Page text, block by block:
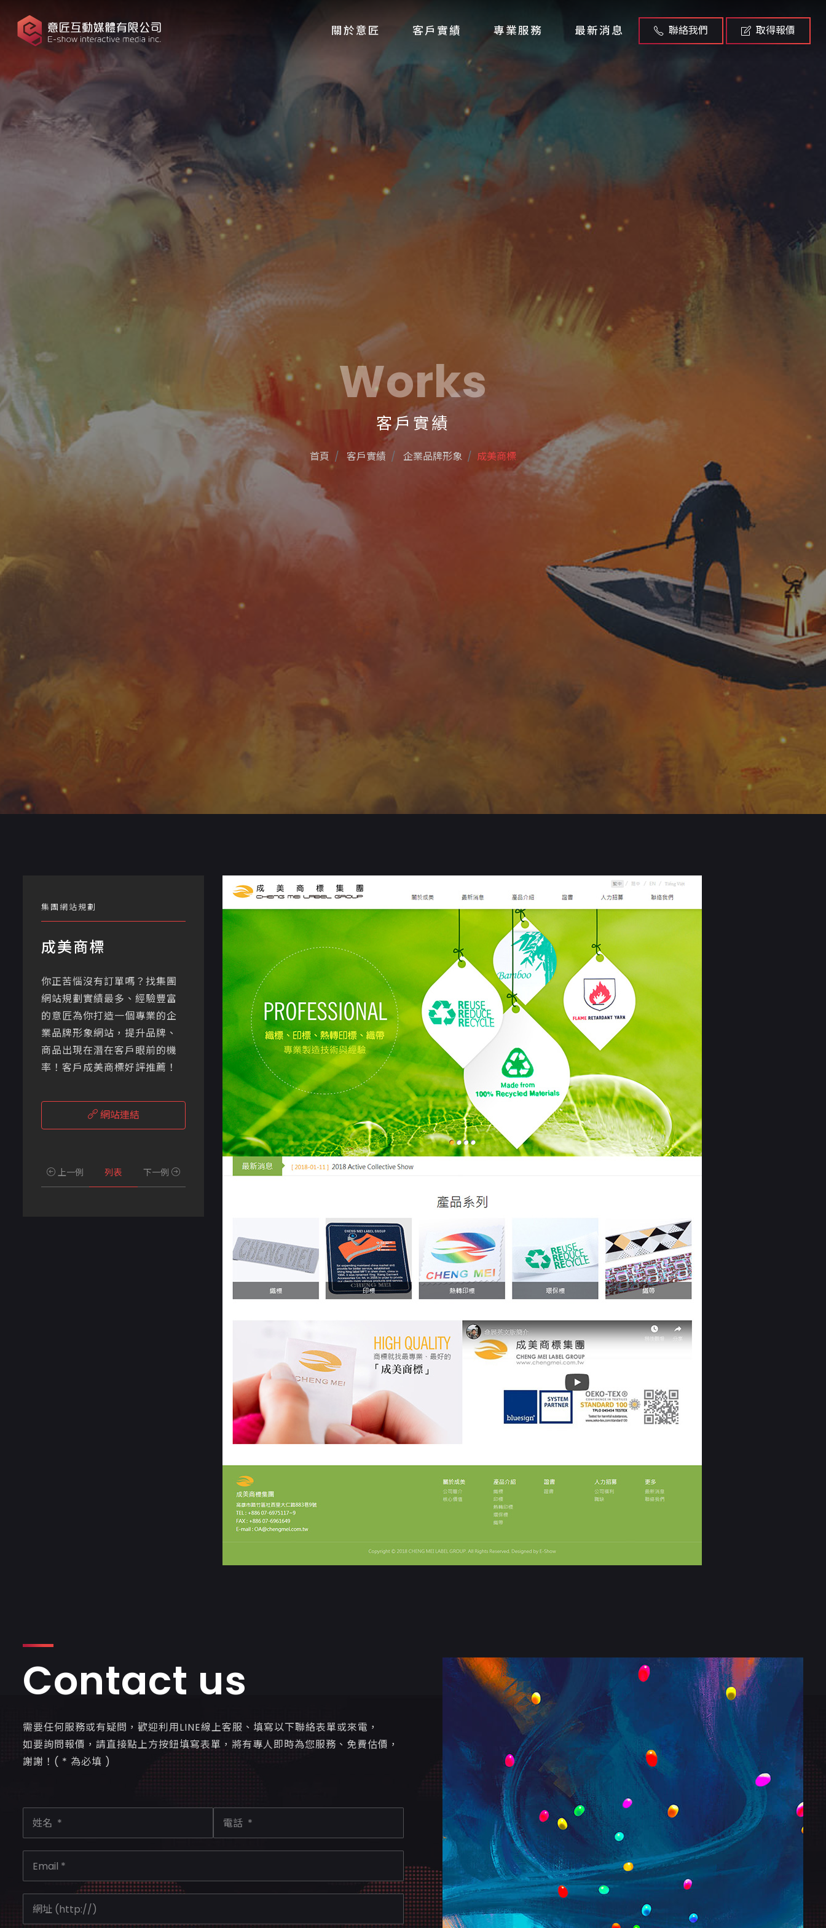
關於意匠 客戶實績 專業服務 最新消息 聯絡我們 取得報價
Works
客戶實績
首頁 客戶實績 企業品牌形象 成美商標
集團網站規劃
成美商標
你正苦惱沒有訂單嗎？找集團
網站規劃實績最多、經驗豐富
的意匠為你打造一個專業的企
業品牌形象網站，提升品牌、
商品出現在潛在客戶眼前的機
率！客戶成美商標好評推薦！
網站連結
上一例 列表 下一例
Contact us
需要任何服務或有疑問，歡迎利用LINE線上客服、填寫以下聯絡表單或來電，
如要詢問報價，請直接點上方按鈕填寫表單，將有專人即時為您服務、免費估價，
謝謝！( * 為必填 )